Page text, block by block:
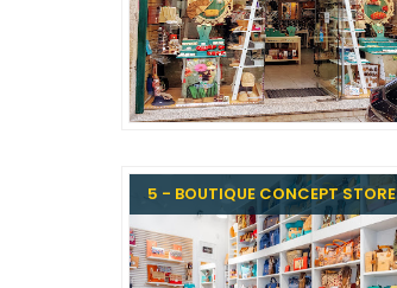
5 - BOUTIQUE CONCEPT STORE